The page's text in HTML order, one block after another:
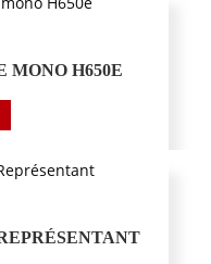
MONO H650E